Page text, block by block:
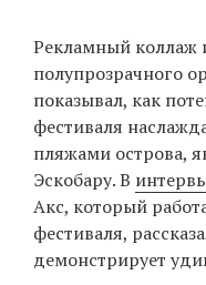
Рекламный коллаж
полупрозрачного
показывал, как
фестиваля
пляжами острова,
Эскобару. В
Акс, который
фестиваля,
демонстрирует